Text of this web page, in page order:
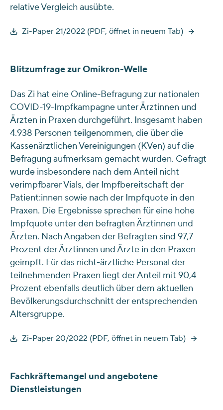
relative Vergleich ausübte.
Zi-Paper 21/2022 (PDF, öffnet in neuem Tab)
Blitzumfrage zur Omikron-Welle
Das Zi hat eine Online-Befragung zur nationalen
COVID-19-Impfkampagne unter Ärztinnen und
Ärzten in Praxen durchgeführt. Insgesamt haben
4.938 Personen teilgenommen, die über die
Kassenärztlichen Vereinigungen (KVen) auf die
Befragung aufmerksam gemacht wurden. Gefragt
wurde insbesondere nach dem Anteil nicht
verimpfbarer Vials, der Impfbereitschaft der
Patient:innen sowie nach der Impfquote in den
Praxen. Die Ergebnisse sprechen für eine hohe
Impfquote unter den befragten Ärztinnen und
Ärzten. Nach Angaben der Befragten sind 97,7
Prozent der Ärztinnen und Ärzte in den Praxen
geimpft. Für das nicht-ärztliche Personal der
teilnehmenden Praxen liegt der Anteil mit 90,4
Prozent ebenfalls deutlich über dem aktuellen
Bevölkerungsdurchschnitt der entsprechenden
Altersgruppe.
Zi-Paper 20/2022 (PDF, öffnet in neuem Tab)
Fachkräftemangel und angebotene
Dienstleistungen